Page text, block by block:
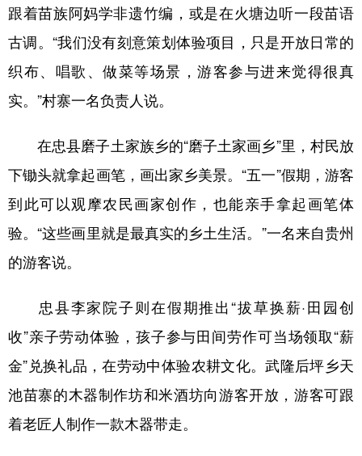
跟着苗族阿妈学非遗竹编，或是在火塘边听一段苗语
古调。“我们没有刻意策划体验项目，只是开放日常的
织布、唱歌、做菜等场景，游客参与进来觉得很真
实。”村寨一名负责人说。
在忠县磨子土家族乡的“磨子土家画乡”里，村民放
下锄头就拿起画笔，画出家乡美景。“五一”假期，游客
到此可以观摩农民画家创作，也能亲手拿起画笔体
验。“这些画里就是最真实的乡土生活。”一名来自贵州
的游客说。
忠县李家院子则在假期推出“拔草换薪·田园创
收”亲子劳动体验，孩子参与田间劳作可当场领取“薪
金”兑换礼品，在劳动中体验农耕文化。武隆后坪乡天
池苗寨的木器制作坊和米酒坊向游客开放，游客可跟
着老匠人制作一款木器带走。